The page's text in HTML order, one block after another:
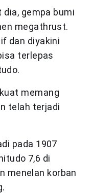
gempa bumi
megathrust.
dan diyakini
terlepas
memang
telah terjadi
pada 1907
7,6 di
menelan korban